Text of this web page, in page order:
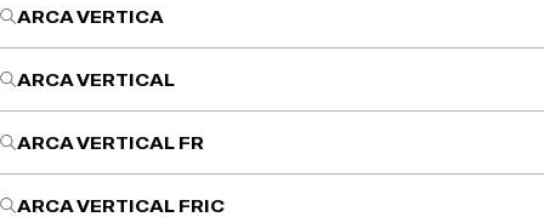
ARCA VERTICA
ARCA VERTICAL
ARCA VERTICAL FR
ARCA VERTICAL FRIC